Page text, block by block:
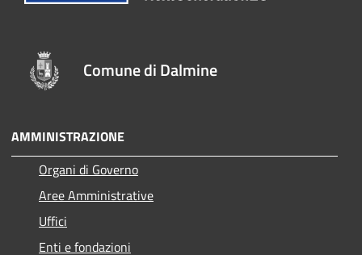
Comune di Dalmine
AMMINISTRAZIONE
Organi di Governo
Aree Amministrative
Uffici
Enti e fondazioni